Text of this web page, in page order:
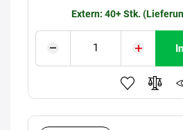
Extern: 40+ Stk.